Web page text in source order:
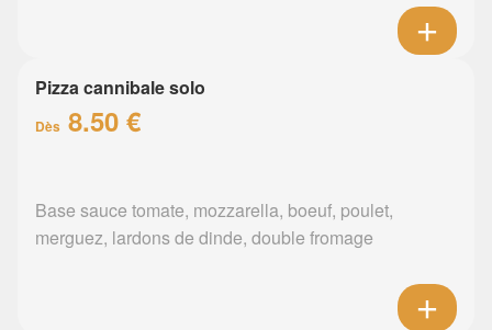
Pizza cannibale solo
Dès 8.50 €
Base sauce tomate, mozzarella, boeuf, poulet,
merguez, lardons de dinde, double fromage